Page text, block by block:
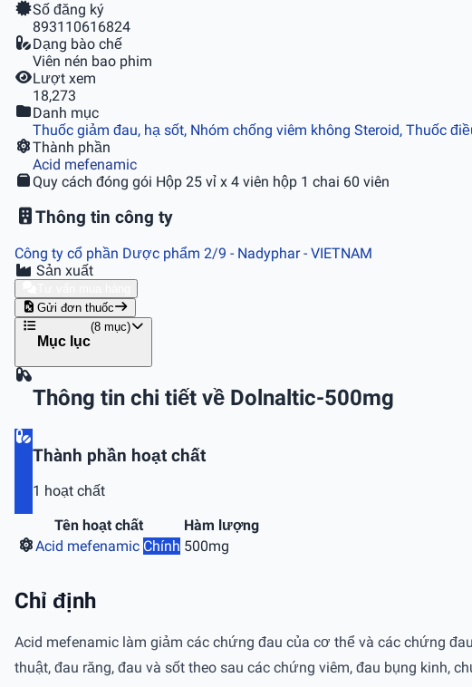
Số đăng ký
893110616824
Dạng bào chế
Viên nén bao phim
Lượt xem
18,273
Danh mục
Thuốc giảm đau, hạ sốt, Nhóm chống viêm không Steroid, Thuốc
Thành phần
Acid mefenamic
Quy cách đóng gói Hộp 25 vỉ x 4 viên hộp 1 chai 60 viên
Thông tin công ty
Công ty cổ phần Dược phẩm 2/9 - Nadyphar- VIETNAM
Sản xuất
Gửi đơn thuốc
Mục lục
(8 mục)
Thông tin chi tiết về Dolnaltic-500mg
Thành phần hoạt chất
1 hoạt chất
Tên hoạt chất
Hàm lượng
Acid mefenamic Chính 500mg
Chỉ định
Acid mefenamic làm giảm các chứng đau của cơ thể và các chứng
thuật, đau răng, đau và sốt theo sau các chứng viêm, đau bụng kinh,